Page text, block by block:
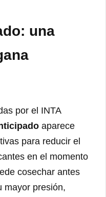
una
por el INTA
aparece
para reducir el
en el momento
cosechar antes
mayor presión,